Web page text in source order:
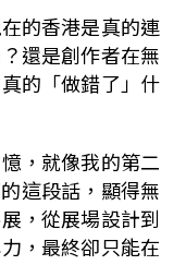
的香港是真的連
還是創作者在無
的「做錯了」什
，就像我的第二
這段話，顯得無
，從展場設計到
，最終卻只能在